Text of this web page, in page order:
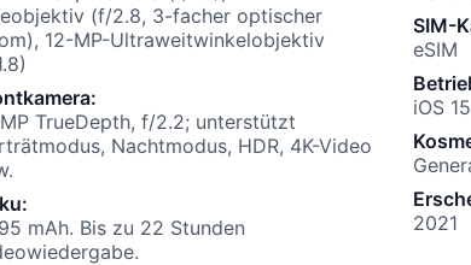
(f/2.8, 3-facher optischer
12-MP-Ultraweitwinkelobjektiv
:
TrueDepth, f/2.2; unterstützt
Nachtmodus, HDR, 4K-Video
:
mAh. Bis zu 22 Stunden
SIM-
eSIM
iOS
2021